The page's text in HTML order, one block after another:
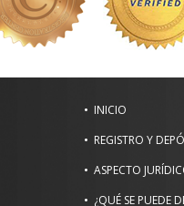
INICIO
REGISTRO Y
ASPECTO
¿QUÉ SE PUEDE